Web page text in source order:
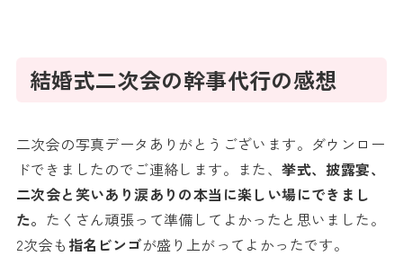
結婚式二次会の幹事代行の感想
二次会の写真データありがとうございます。ダウンロー
ドできましたのでご連絡します。また、挙式、披露宴、
二次会と笑いあり涙ありの本当に楽しい場にできまし
た。 たくさん頑張って準備してよかったと思いました。
2次会も 指名ビンゴが盛り上がってよかったです。